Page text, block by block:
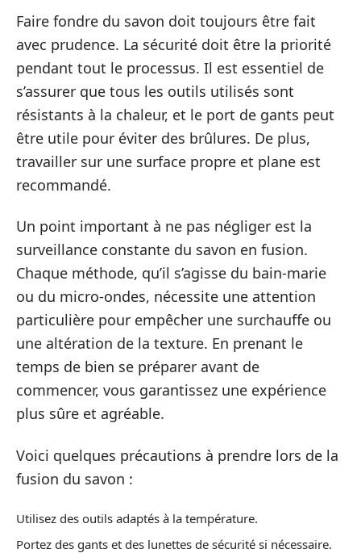
Faire fondre du savon doit toujours être fait
avec prudence. La sécurité doit être la priorité
pendant tout le processus. Il est essentiel de
s’assurer que tous les outils utilisés sont
résistants à la chaleur, et le port de gants peut
être utile pour éviter des brûlures. De plus,
travailler sur une surface propre et plane est
recommandé.
Un point important à ne pas négliger est la
surveillance constante du savon en fusion.
Chaque méthode, qu’il s’agisse du bain-marie
ou du micro-ondes, nécessite une attention
particulière pour empêcher une surchauffe ou
une altération de la texture. En prenant le
temps de bien se préparer avant de
commencer, vous garantissez une expérience
plus sûre et agréable.
Voici quelques précautions à prendre lors de la
fusion du savon :
Utilisez des outils adaptés à la température.
Portez des gants et des lunettes de sécurité si nécessaire.